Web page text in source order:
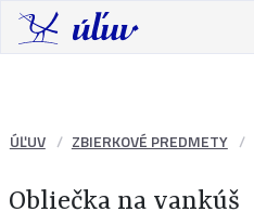
ÚĽUV ZBIERKOVÉ PREDMETY
Obliečka na vankúš